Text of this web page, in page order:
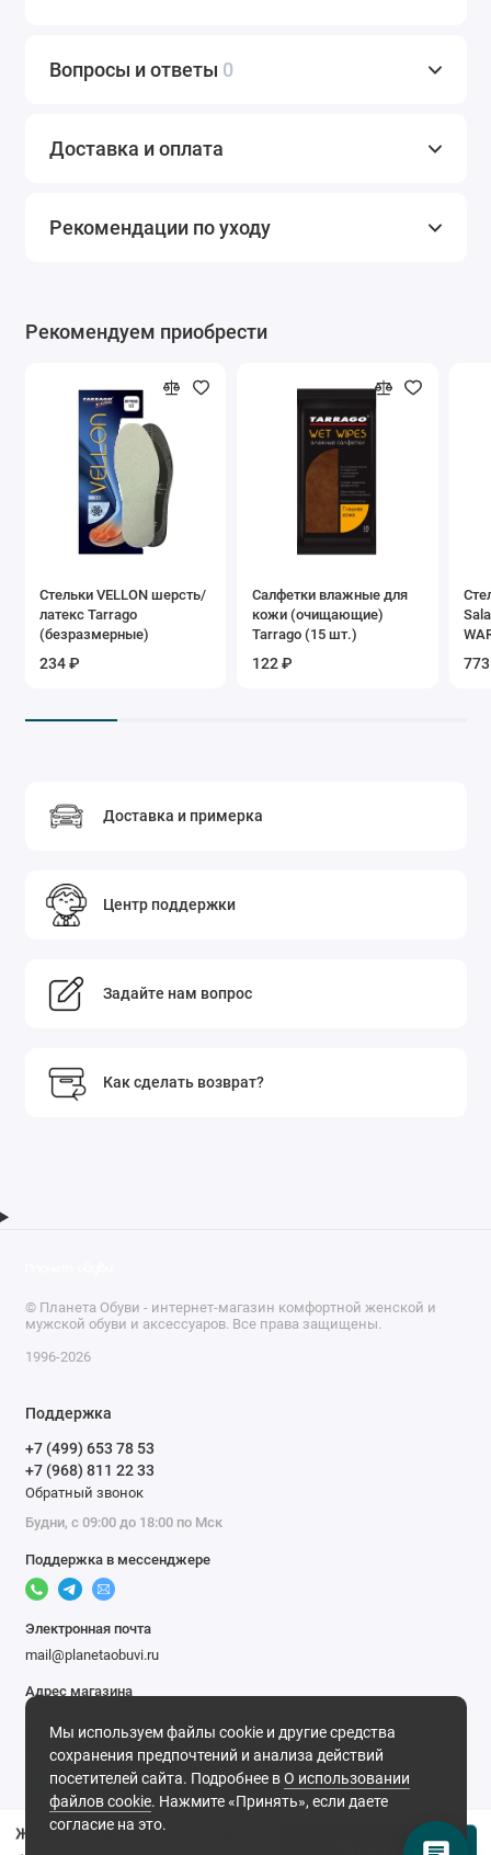
В корзину
Вопросы и ответы 0
Доставка и оплата
Рекомендации по уходу
Рекомендуем приобрести
Стельки VELLON шерсть/
латекс Tarrago
(безразмерные)
234 ₽
Салфетки влажные для
кожи (очищающие)
Tarrago (15 шт.)
122 ₽
Доставка и примерка
Центр поддержки
Задайте нам вопрос
Как сделать возврат?
Мы используем файлы cookie и другие средства
сохранения предпочтений и анализа действий
посетителей сайта. Подробнее вО использовании
файлов cookie. Нажмите «Принять», если даете
согласие на это.
© Планета Обуви - интернет-магазин комфортной женской и
мужской обуви и аксессуаров. Все права защищены.
1996-2026
Поддержка
+7 (499) 653 78 53
+7 (968) 811 22 33
Обратный звонок
Будни, с 09:00 до 18:00 по Мск
Поддержка в мессенджере
Электронная почта
mail@planetaobuvi.ru
Адрес магазина
Мы в сети